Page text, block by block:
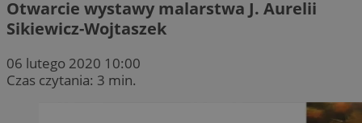
Otwarcie wystawy malarstwa J. Aurelii
Sikiewicz-Wojtaszek
06 lutego 2020 10:00
Czas czytania: 3 min.